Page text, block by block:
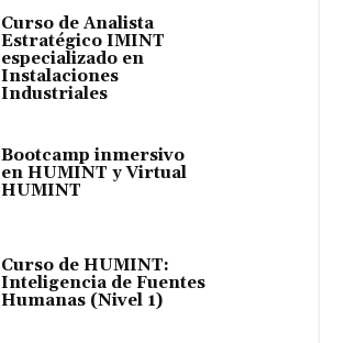
Curso de Analista
Estratégico IMINT
especializado en
Instalaciones
Industriales
Bootcamp inmersivo
en HUMINT y Virtual
HUMINT
Curso de HUMINT:
Inteligencia de Fuentes
Humanas (Nivel 1)